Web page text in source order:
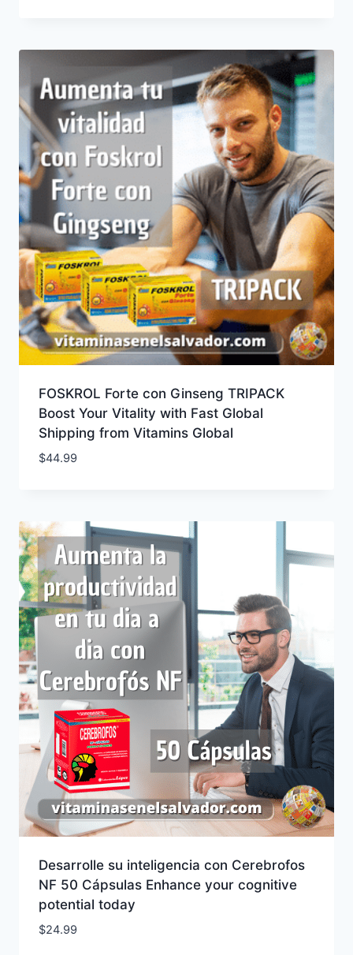
FOSKROL Forte con Ginseng TRIPACK
Boost Your Vitality with Fast Global
Shipping from Vitamins Global
$44.99
Desarrolle su inteligencia con Cerebrofos
NF 50 Cápsulas Enhance your cognitive
potential today
$24.99